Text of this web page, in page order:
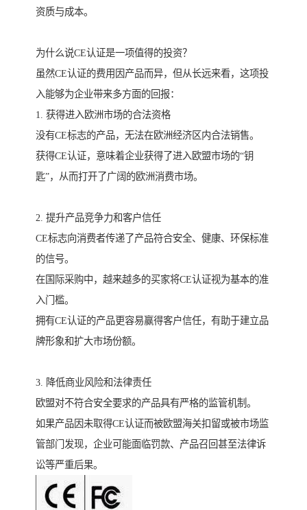
资质与成本。
为什么说CE认证是一项值得的投资？
虽然CE认证的费用因产品而异，但从长远来看，这项投
入能够为企业带来多方面的回报：
1. 获得进入欧洲市场的合法资格
没有CE标志的产品，无法在欧洲经济区内合法销售。
获得CE认证，意味着企业获得了进入欧盟市场的“钥
匙”，从而打开了广阔的欧洲消费市场。
2. 提升产品竞争力和客户信任
CE标志向消费者传递了产品符合安全、健康、环保标准
的信号。
在国际采购中，越来越多的买家将CE认证视为基本的准
入门槛。
拥有CE认证的产品更容易赢得客户信任，有助于建立品
牌形象和扩大市场份额。
3. 降低商业风险和法律责任
欧盟对不符合安全要求的产品具有严格的监管机制。
如果产品因未取得CE认证而被欧盟海关扣留或被市场监
管部门发现，企业可能面临罚款、产品召回甚至法律诉
讼等严重后果。